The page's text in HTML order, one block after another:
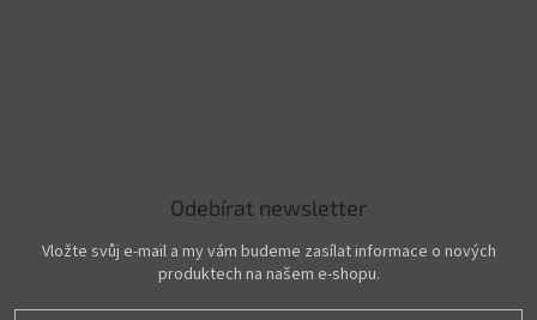
Odebírat newsletter
Vložte svůj e-mail a my vám budeme zasílat informace o nových
produktech na našem e-shopu.